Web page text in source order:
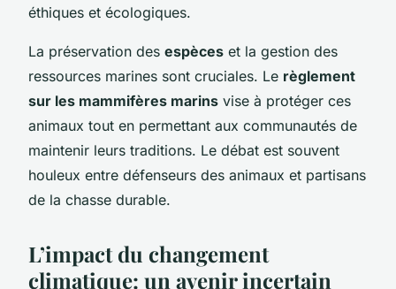
éthiques et écologiques.
La préservation des espèces et la gestion des
ressources marines sont cruciales. Le règlement
sur les mammifères marins vise à protéger ces
animaux tout en permettant aux communautés de
maintenir leurs traditions. Le débat est souvent
houleux entre défenseurs des animaux et partisans
de la chasse durable.
L’impact du changement
climatique: un avenir incertain